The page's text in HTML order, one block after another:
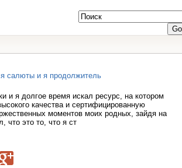
салюты и я продолжитель
и я долгое время искал ресурс, на котором
качества и сертифицированную
моментов моих родных, зайдя на
что это то, что я ст